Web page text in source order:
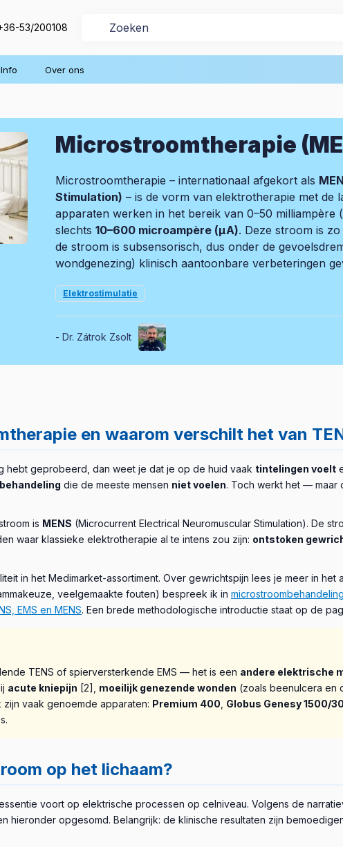
53/200108
Info Over ons
Microstroomtherapie
Microstroomtherapie – internationaal afgekort als
Stimulation) – is de vorm van elektrotherapie met de
apparaten werken in het bereik van 0–50 milliampère
slechts 10–600 microampère (µA). Deze stroom is
de stroom is subsensorisch, dus onder de
wondgenezing) klinisch aantoonbare verbeteringen
Elektrostimulatie
Dr. Zátrok Zsolt
en waarom verschilt het van
hebt geprobeerd, dan weet je dat je op de huid vaak tintelingen voelt
die de meeste mensen niet voelen. Toch werkt het — maar
is MENS (Microcurrent Electrical Neuromuscular Stimulation). De
waar klassieke elektrotherapie al te intens zou zijn: ontstoken
in het Medimarket-assortiment. Over gewrichtspijn lees je meer in het
veelgemaakte fouten) bespreek ik in
EMS en MENS. Een brede methodologische introductie staat op de
TENS of spierversterkende EMS — het is een andere elektrische
acute kniepijn [2], moeilijk genezende wonden (zoals beenulcera en
zijn vaak genoemde apparaten: Premium 400 Globus Genesy 1500/
op het lichaam?
voort op elektrische processen op celniveau. Volgens de
hieronder opgesomd. Belangrijk: de klinische resultaten zijn